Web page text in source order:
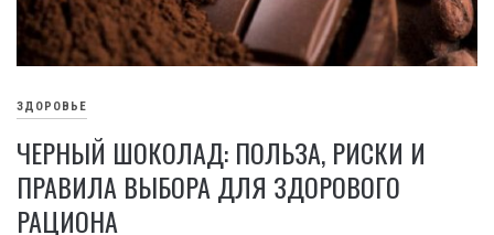
ЗДОРОВЬЕ
ЧЕРНЫЙ ШОКОЛАД: ПОЛЬЗА, РИСКИ И
ПРАВИЛА ВЫБОРА ДЛЯ ЗДОРОВОГО
РАЦИОНА